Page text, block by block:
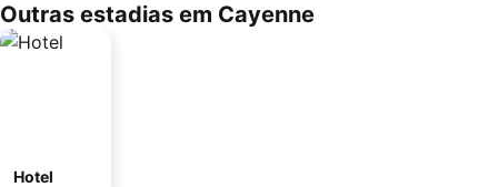
Outras estadias em Cayenne
Hotel